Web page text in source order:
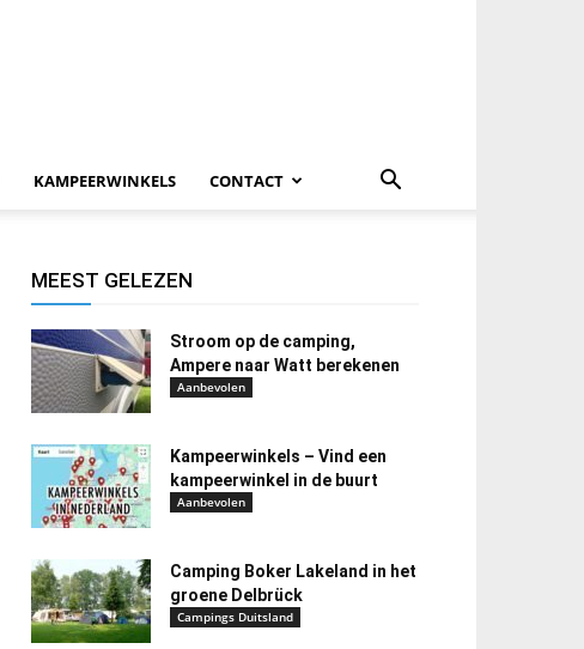
KAMPEERWINKELS CONTACT
MEEST GELEZEN
Stroom op de camping,
Ampere naar Watt berekenen
Aanbevolen
Kampeerwinkels – Vind een
kampeerwinkel in de buurt
Aanbevolen
Camping Boker Lakeland in het
groene Delbrück
Campings Duitsland